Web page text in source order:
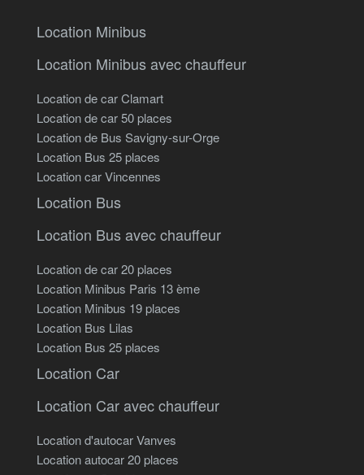
Location Minibus
Location Minibus avec chauffeur
Location de car Clamart
Location de car 50 places
Location de Bus Savigny-sur-Orge
Location Bus 25 places
Location car Vincennes
Location Bus
Location Bus avec chauffeur
Location de car 20 places
Location Minibus Paris 13 ème
Location Minibus 19 places
Location Bus Lilas
Location Bus 25 places
Location Car
Location Car avec chauffeur
Location d'autocar Vanves
Location autocar 20 places